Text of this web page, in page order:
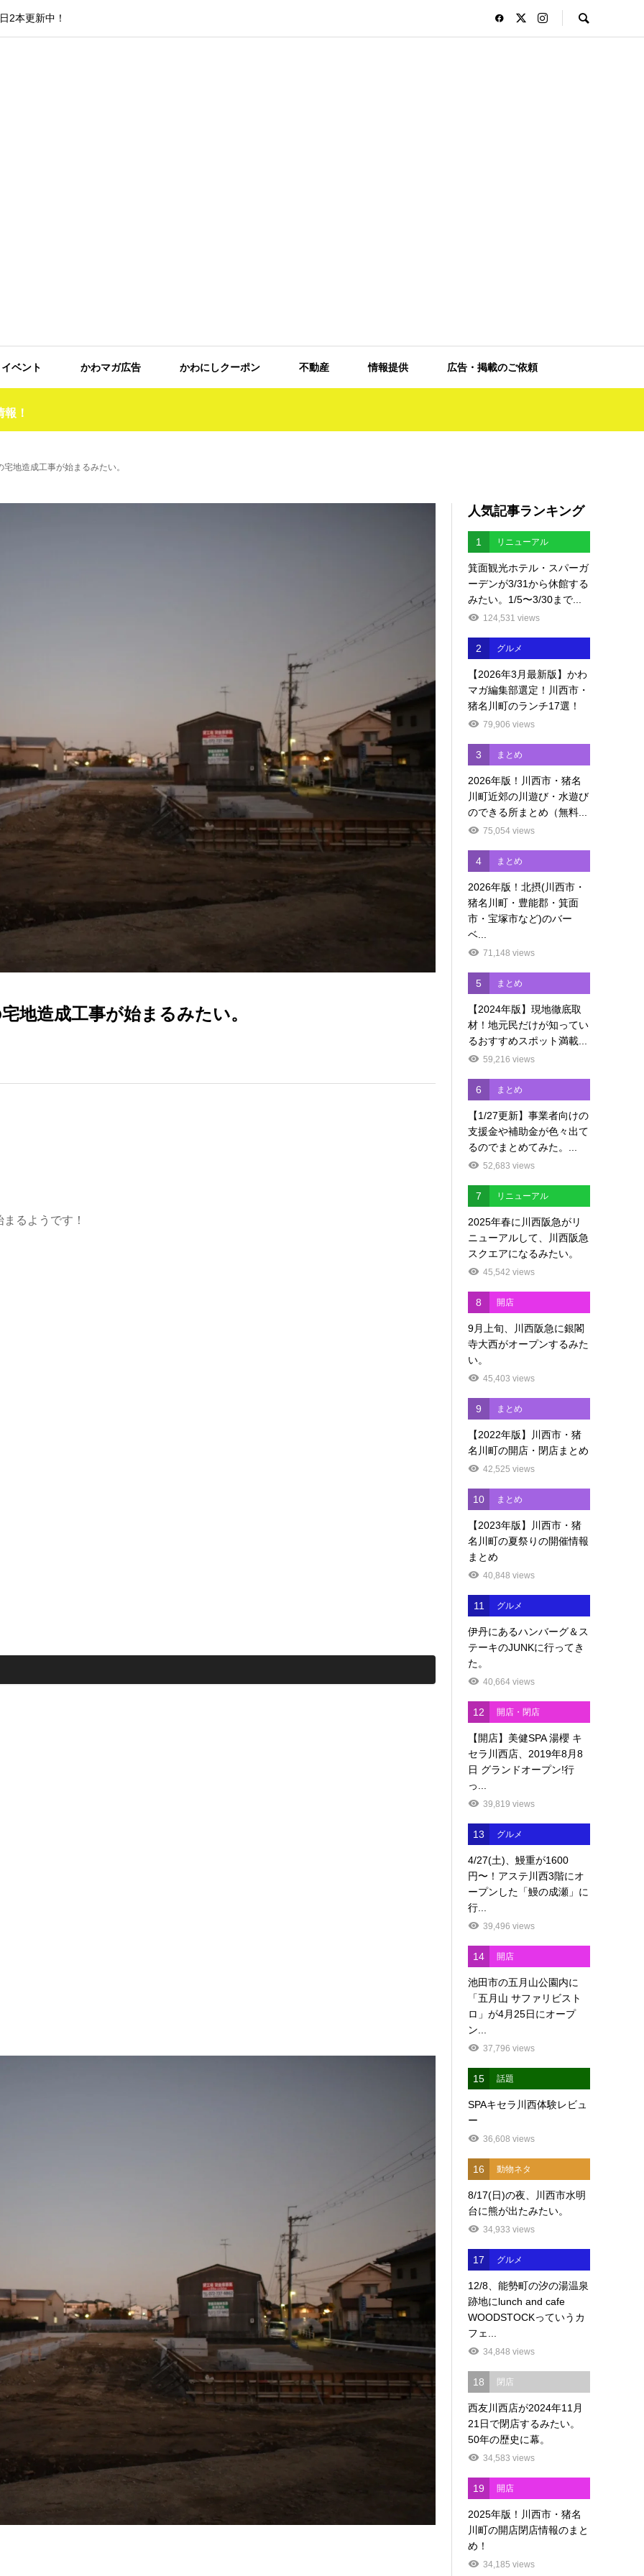
2本更新中！
イベント かわマガ広告 かわにしクーポン 不動産 情報提供 広告・掲載のご依頼
！
地造成工事が始まるみたい。
地造成工事が始まるみたい。
るようです！
人気記事ランキング
1 リニューアル
箕面観光ホテル・スパーガ
ーデンが3/31から休館する
みたい。1/5〜3/30まで...
124,531 views
2 グルメ
【2026年3月最新版】かわ
マガ編集部選定！川西市・
猪名川町のランチ17選！
79,906 views
3 まとめ
2026年版！川西市・猪名
川町近郊の川遊び・水遊び
のできる所まとめ（無料...
75,054 views
4 まとめ
2026年版！北摂(川西市・
猪名川町・豊能郡・箕面
市・宝塚市など)のバー
ベ...
71,148 views
5 まとめ
【2024年版】現地徹底取
材！地元民だけが知ってい
るおすすめスポット満載...
59,216 views
6 まとめ
【1/27更新】事業者向けの
支援金や補助金が色々出て
るのでまとめてみた。...
52,683 views
7 リニューアル
2025年春に川西阪急がリ
ニューアルして、川西阪急
スクエアになるみたい。
45,542 views
8 開店
9月上旬、川西阪急に銀閣
寺大西がオープンするみた
い。
45,403 views
9 まとめ
【2022年版】川西市・猪
名川町の開店・閉店まとめ
42,525 views
10 まとめ
【2023年版】川西市・猪
名川町の夏祭りの開催情報
まとめ
40,848 views
11 グルメ
伊丹にあるハンバーグ＆ス
テーキのJUNKに行ってき
た。
40,664 views
12 開店・閉店
【開店】美健SPA 湯櫻 キ
セラ川西店、2019年8月8
日 グランドオープン!行
っ...
39,819 views
13 グルメ
4/27(土)、鰻重が1600
円〜！アステ川西3階にオ
ープンした「鰻の成瀬」に
行...
39,496 views
14 開店
池田市の五月山公園内に
「五月山 サファリビスト
ロ」が4月25日にオープ
ン...
37,796 views
15 話題
SPAキセラ川西体験レビュ
ー
36,608 views
16 動物ネタ
8/17(日)の夜、川西市水明
台に熊が出たみたい。
34,933 views
17 グルメ
12/8、能勢町の汐の湯温泉
跡地にlunch and cafe
WOODSTOCKっていうカ
フェ...
34,848 views
18 閉店
西友川西店が2024年11月
21日で閉店するみたい。
50年の歴史に幕。
34,583 views
19 開店
2025年版！川西市・猪名
川町の開店閉店情報のまと
め！
34,185 views